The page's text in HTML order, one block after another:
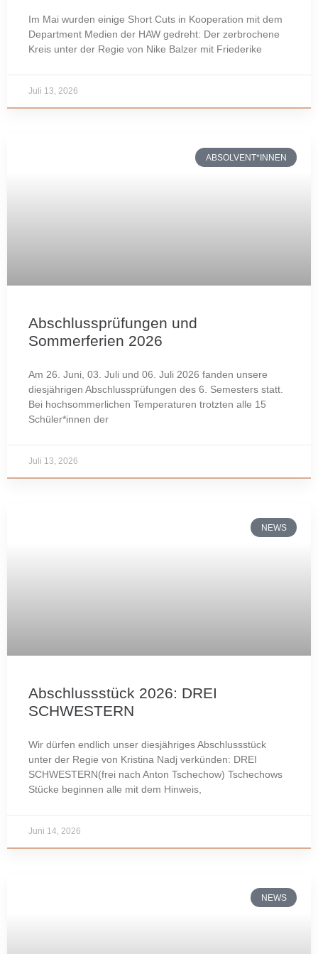
Im Mai wurden einige Short Cuts in Kooperation mit dem
Department Medien der HAW gedreht: Der zerbrochene
Kreis unter der Regie von Nike Balzer mit Friederike
Juli 13, 2026
ABSOLVENT*INNEN
Abschlussprüfungen und
Sommerferien 2026
Am 26. Juni, 03. Juli und 06. Juli 2026 fanden unsere
diesjährigen Abschlussprüfungen des 6. Semesters statt.
Bei hochsommerlichen Temperaturen trotzten alle 15
Schüler*innen der
Juli 13, 2026
NEWS
Abschlussstück 2026: DREI
SCHWESTERN
Wir dürfen endlich unser diesjähriges Abschlussstück
unter der Regie von Kristina Nadj verkünden: DREI
SCHWESTERN(frei nach Anton Tschechow) Tschechows
Stücke beginnen alle mit dem Hinweis,
Juni 14, 2026
NEWS